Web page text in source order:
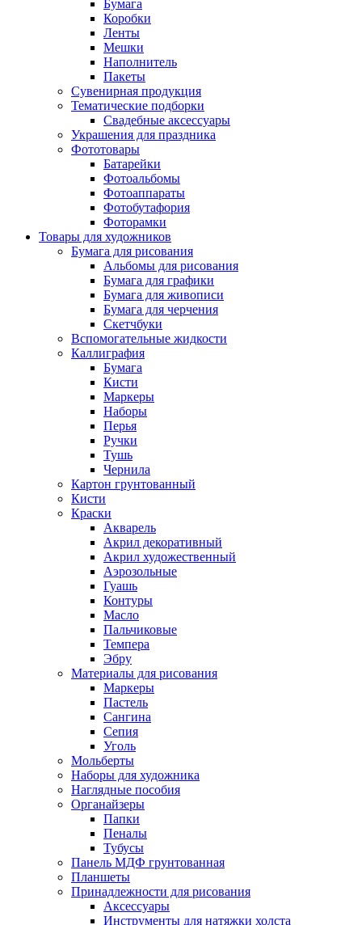
Бумага
Коробки
Ленты
Мешки
Наполнитель
Пакеты
Сувенирная продукция
Тематические подборки
Свадебные аксессуары
Украшения для праздника
Фототовары
Батарейки
Фотоальбомы
Фотоаппараты
Фотобутафория
Фоторамки
Товары для художников
Бумага для рисования
Альбомы для рисования
Бумага для графики
Бумага для живописи
Бумага для черчения
Скетчбуки
Вспомогательные жидкости
Каллиграфия
Бумага
Кисти
Маркеры
Наборы
Перья
Ручки
Тушь
Чернила
Картон грунтованный
Кисти
Краски
Акварель
Акрил декоративный
Акрил художественный
Аэрозольные
Гуашь
Контуры
Масло
Пальчиковые
Темпера
Эбру
Материалы для рисования
Маркеры
Пастель
Сангина
Сепия
Уголь
Мольберты
Наборы для художника
Наглядные пособия
Органайзеры
Папки
Пеналы
Тубусы
Панель МДФ грунтованная
Планшеты
Принадлежности для рисования
Аксессуары
Инструменты для натяжки холста